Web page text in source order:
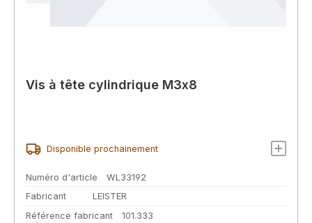
Vis à tête cylindrique M3x8
Disponible prochainement
Numéro d'article
WL33192
Fabricant
LEISTER
Référence fabricant
101.333